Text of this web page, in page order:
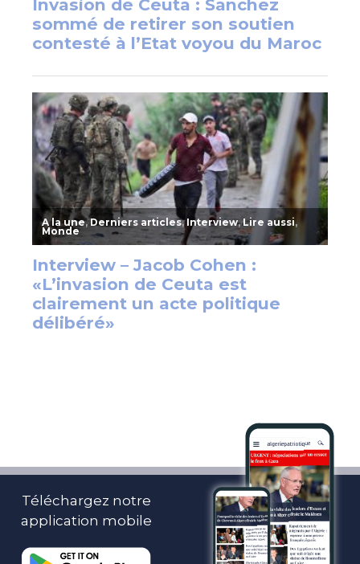
Téléchargez notre
application mobile